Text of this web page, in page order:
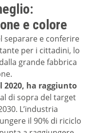
e colore
separare e conferire
per i cittadini, lo
grande fabbrica
ha raggiunto
di sopra del target
L’industria
il 90% di riciclo